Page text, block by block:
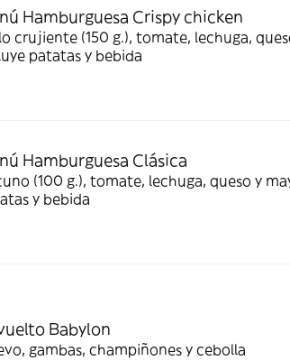
Hamburguesa Crispy chicken
crujiente (150 g.), tomate, lechuga,
patatas y bebida
Hamburguesa Clásica
(100 g.), tomate, lechuga, queso y
y bebida
Babylon
gambas, champiñones y cebolla